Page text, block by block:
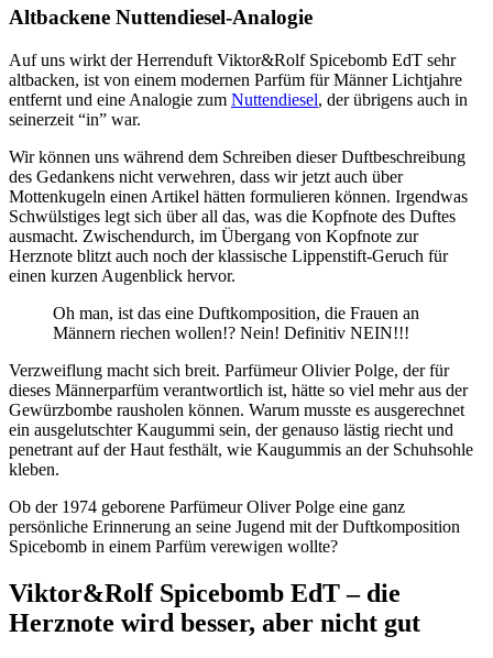
Altbackene Nuttendiesel-Analogie
Auf uns wirkt der Herrenduft Viktor&Rolf Spicebomb EdT sehr
altbacken, ist von einem modernen Parfüm für Männer Lichtjahre
entfernt und eine Analogie zum Nuttendiesel, der übrigens auch in
seinerzeit “in” war.
Wir können uns während dem Schreiben dieser Duftbeschreibung
des Gedankens nicht verwehren, dass wir jetzt auch über
Mottenkugeln einen Artikel hätten formulieren können. Irgendwas
Schwülstiges legt sich über all das, was die Kopfnote des Duftes
ausmacht. Zwischendurch, im Übergang von Kopfnote zur
Herznote blitzt auch noch der klassische Lippenstift-Geruch für
einen kurzen Augenblick hervor.
Oh man, ist das eine Duftkomposition, die Frauen an
Männern riechen wollen!? Nein! Definitiv NEIN!!!
Verzweiflung macht sich breit. Parfümeur Olivier Polge, der für
dieses Männerparfüm verantwortlich ist, hätte so viel mehr aus der
Gewürzbombe rausholen können. Warum musste es ausgerechnet
ein ausgelutschter Kaugummi sein, der genauso lästig riecht und
penetrant auf der Haut festhält, wie Kaugummis an der Schuhsohle
kleben.
Ob der 1974 geborene Parfümeur Oliver Polge eine ganz
persönliche Erinnerung an seine Jugend mit der Duftkomposition
Spicebomb in einem Parfüm verewigen wollte?
Viktor&Rolf Spicebomb EdT – die
Herznote wird besser, aber nicht gut